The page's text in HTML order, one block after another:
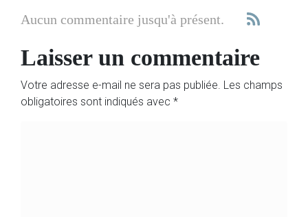
Aucun commentaire jusqu'à présent.
Laisser un commentaire
Votre adresse e-mail ne sera pas publiée. Les champs
obligatoires sont indiqués avec *